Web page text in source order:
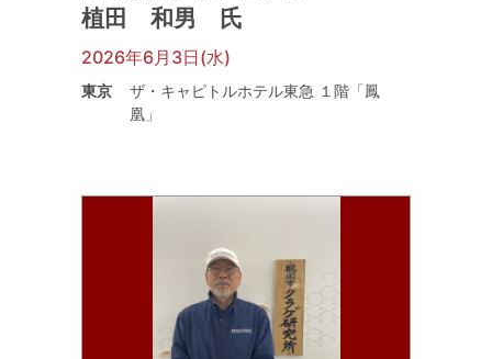
植田 和男 氏
2026年6月3日(水)
東京
ザ・キャピトルホテル東急 １階「鳳
凰」